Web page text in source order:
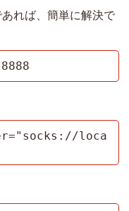
れば、簡単に解決で
loca